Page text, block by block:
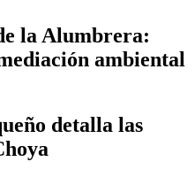
la Alumbrera:
ambiental
detalla las